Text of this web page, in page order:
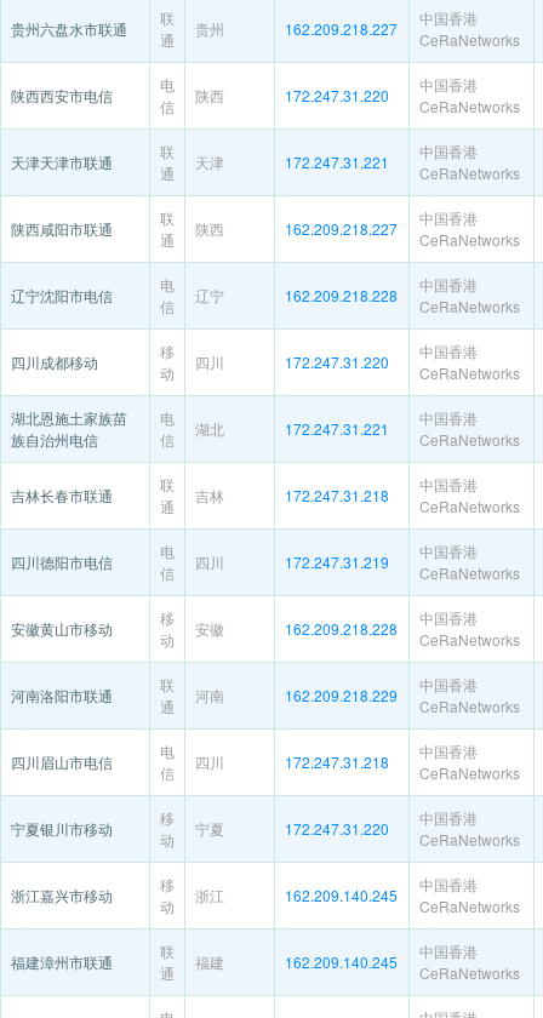
贵州六盘水市联通
联
通
贵州 162.209.218.227
中国香港
CeRaNetworks
陕西西安市电信
电
信
陕西 172.247.31.220
中国香港
CeRaNetworks
天津天津市联通
联
通
天津 172.247.31.221
中国香港
CeRaNetworks
陕西咸阳市联通
联
通
陕西 162.209.218.227
中国香港
CeRaNetworks
辽宁沈阳市电信
电
信
辽宁 162.209.218.228
中国香港
CeRaNetworks
四川成都移动
移
动
四川 172.247.31.220
中国香港
CeRaNetworks
湖北恩施土家族苗
族自治州电信
电
信
湖北 172.247.31.221
中国香港
CeRaNetworks
吉林长春市联通
联
通
吉林 172.247.31.218
中国香港
CeRaNetworks
四川德阳市电信
电
信
四川 172.247.31.219
中国香港
CeRaNetworks
安徽黄山市移动
移
动
安徽 162.209.218.228
中国香港
CeRaNetworks
河南洛阳市联通
联
通
河南 162.209.218.229
中国香港
CeRaNetworks
四川眉山市电信
电
信
四川 172.247.31.218
中国香港
CeRaNetworks
宁夏银川市移动
移
动
宁夏 172.247.31.220
中国香港
CeRaNetworks
浙江嘉兴市移动
移
动
浙江 162.209.140.245
中国香港
CeRaNetworks
福建漳州市联通
联
通
福建 162.209.140.245
中国香港
CeRaNetworks